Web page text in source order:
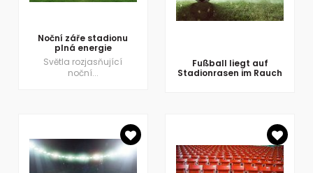
Noční záře stadionu
plná energie
Světla rozjasňující
noční...
Fußball liegt auf
Stadionrasen im Rauch